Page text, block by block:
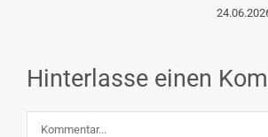
Hinterlasse einen
Kommentar